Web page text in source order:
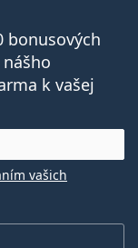
bonusových
k vašej
vašich